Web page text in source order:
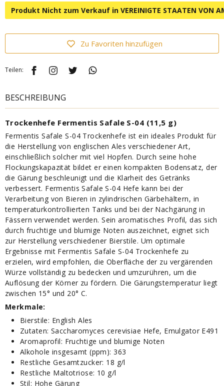
Produkt Nicht zum Verkauf in VEREINIGTE STAATEN VON
Zu Favoriten hinzufügen
Teilen:
BESCHREIBUNG
Trockenhefe Fermentis Safale S-04 (11,5 g)
Fermentis Safale S-04 Trockenhefe ist ein ideales Produkt für
die Herstellung von englischen Ales verschiedener Art,
einschließlich solcher mit viel Hopfen. Durch seine hohe
Flockungskapazität bildet er einen kompakten Bodensatz, der
die Gärung beschleunigt und die Klarheit des Getränks
verbessert. Fermentis Safale S-04 Hefe kann bei der
Verarbeitung von Bieren in zylindrischen Gärbehältern, in
temperaturkontrollierten Tanks und bei der Nachgärung in
Fässern verwendet werden. Sein aromatisches Profil, das sich
durch fruchtige und blumige Noten auszeichnet, eignet sich
zur Herstellung verschiedener Bierstile. Um optimale
Ergebnisse mit Fermentis Safale S-04 Trockenhefe zu
erzielen, wird empfohlen, die Oberfläche der zu vergärenden
Würze vollständig zu bedecken und umzurühren, um die
Auflösung der Körner zu fördern. Die Gärungstemperatur liegt
zwischen 15° und 20° C.
Merkmale:
Bierstile: English Ales
Zutaten: Saccharomyces cerevisiae Hefe, Emulgator E491
Aromaprofil: Fruchtige und blumige Noten
Alkohole insgesamt (ppm): 363
Restliche Gesamtzucker: 18 g/l
Restliche Maltotriose: 10 g/l
Stil: Hohe Gärung